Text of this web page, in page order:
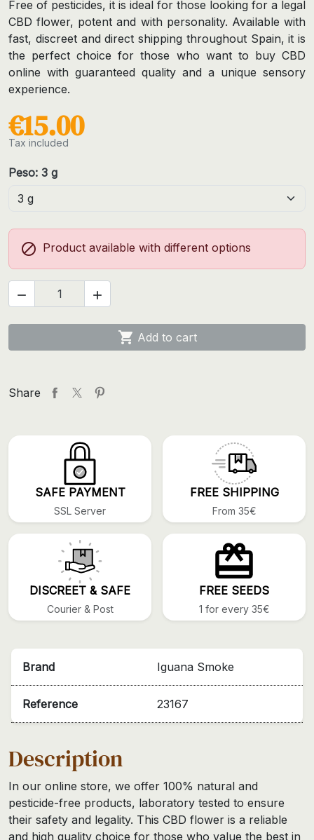
Free of pesticides, it is ideal for those looking for a legal
CBD flower, potent and with personality. Available with
fast, discreet and direct shipping throughout Spain, it is
the perfect choice for those who want to buy CBD
online with guaranteed quality and a unique sensory
experience.
€15.00
Tax included
Peso: 3 g
 Product available with different options
 
 Add to cart
Share
SAFE PAYMENT
SSL Server
FREE SHIPPING
From 35€
DISCREET & SAFE
Courier & Post
FREE SEEDS
1 for every 35€
Brand Iguana Smoke
Reference 23167
Description
In our online store, we offer 100% natural and
pesticide-free products, laboratory tested to ensure
their safety and legality. This CBD flower is a reliable
and high quality choice for those who value the best in